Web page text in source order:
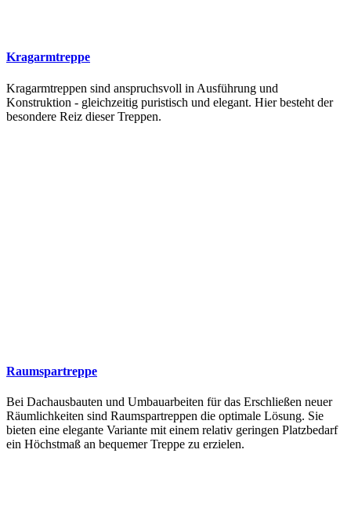
Kragarmtreppe
Kragarmtreppen sind anspruchsvoll in Ausführung und
Konstruktion - gleichzeitig puristisch und elegant. Hier besteht der
besondere Reiz dieser Treppen.
Raumspartreppe
Bei Dachausbauten und Umbauarbeiten für das Erschließen neuer
Räumlichkeiten sind Raumspartreppen die optimale Lösung. Sie
bieten eine elegante Variante mit einem relativ geringen Platzbedarf
ein Höchstmaß an bequemer Treppe zu erzielen.